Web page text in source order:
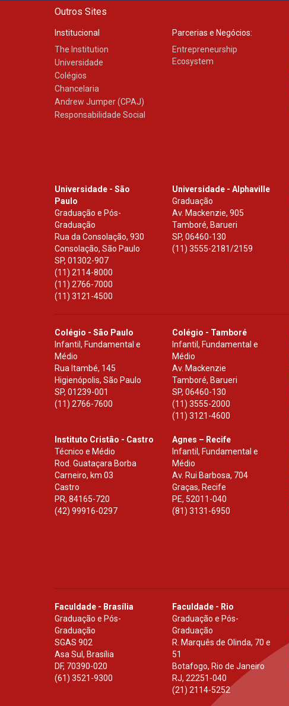
Outros Sites
Institucional
The Institution
Universidade
Colégios
Chancelaria
Andrew Jumper (CPAJ)
Responsabilidade Social
Parcerias e Negócios:
Entrepreneurship
Ecosystem
Universidade - São
Paulo
Graduação e Pós-
Graduação
Rua da Consolação, 930
Consolação, São Paulo
SP, 01302-907
(11) 2114-8000
(11) 2766-7000
(11) 3121-4500
Universidade - Alphaville
Graduação
Av. Mackenzie, 905
Tamboré, Barueri
SP,06460-130
(11) 3555-2181/2159
Colégio - São Paulo
Infantil, Fundamental e
Médio
Rua Itambé, 145
Higienópolis, São Paulo
SP, 01239-001
(11) 2766-7600
Colégio - Tamboré
Infantil, Fundamental e
Médio
Av. Mackenzie
Tamboré, Barueri
SP,06460-130
(11) 3555-2000
(11) 3121-4600
Instituto Cristão - Castro
Técnico e Médio
Rod. Guataçara Borba
Carneiro, km 03
Castro
PR, 84165-720
(42) 99916-0297
Agnes – Recife
Infantil, Fundamental e
Médio
Av. Rui Barbosa, 704
Graças, Recife
PE, 52011-040
(81) 3131-6950
Faculdade - Brasília
Graduação e Pós-
Graduação
SGAS 902
Asa Sul, Brasília
DF, 70390-020
(61) 3521-9300
Faculdade - Rio
Graduação e Pós-
Graduação
R. Marquês de Olinda, 70 e
51
Botafogo, Rio de Janeiro
RJ,22251-040
(21) 2114-5252